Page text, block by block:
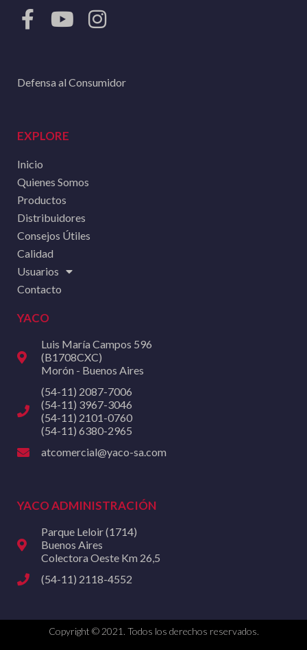
Defensa al Consumidor
EXPLORE
Inicio
Quienes Somos
Productos
Distribuidores
Consejos Útiles
Calidad
Usuarios
Contacto
YACO
Luis María Campos 596
(B1708CXC)
Morón - Buenos Aires
(54-11) 2087-7006
(54-11) 3967-3046
(54-11) 2101-0760
(54-11) 6380-2965
atcomercial@yaco-sa.com
YACO ADMINISTRACIÓN
Parque Leloir (1714)
Buenos Aires
Colectora Oeste Km 26,5
(54-11) 2118-4552
Copyright © 2021. Todos los derechos reservados.